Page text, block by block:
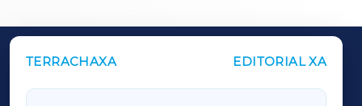
TERRACHAXA EDITORIAL XA
OUTROS PERIÓDICOS